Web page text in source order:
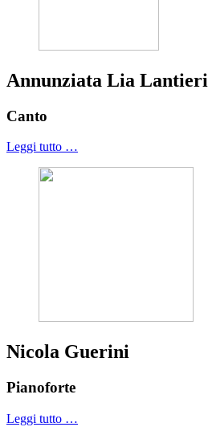
Annunziata Lia Lantieri
Canto
Leggi tutto …
Nicola Guerini
Pianoforte
Leggi tutto …